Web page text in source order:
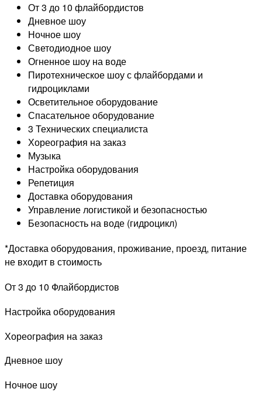
От 3 до 10 флайбордистов
Дневное шоу
Ночное шоу
Светодиодное шоу
Огненное шоу на воде
Пиротехническое шоу с флайбордами и
гидроциклами
Осветительное оборудование
Спасательное оборудование
3 Технических специалиста
Хореография на заказ
Музыка
Настройка оборудования
Репетиция
Доставка оборудования
Управление логистикой и безопасностью
Безопасность на воде (гидроцикл)
*Доставка оборудования, проживание, проезд, питание
не входит в стоимость
От 3 до 10 Флайбордистов
Настройка оборудования
Хореография на заказ
Дневное шоу
Ночное шоу